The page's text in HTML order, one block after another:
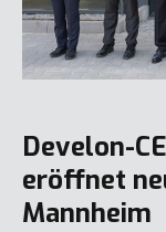
Develon-
eröffnet
Mannheim